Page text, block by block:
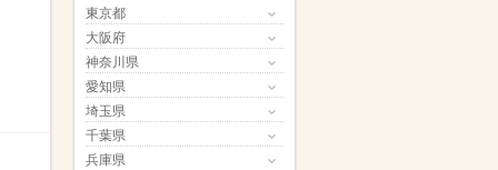
東京都
大阪府
神奈川県
愛知県
埼玉県
千葉県
兵庫県